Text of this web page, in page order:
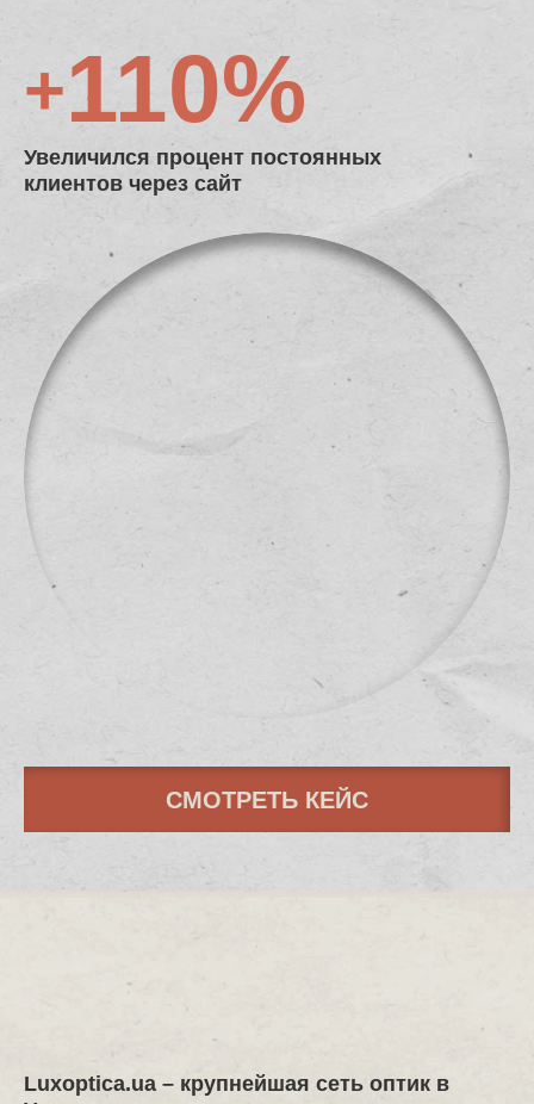
+110%
Увеличился процент постоянных
клиентов через сайт
СМОТРЕТЬ КЕЙС
Luxoptica.ua – крупнейшая сеть оптик в